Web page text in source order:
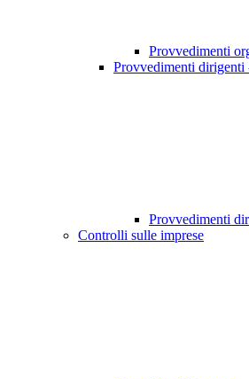
Provvedimenti
Provvedimenti dirigenti
Provvedimenti
Controlli sulle imprese